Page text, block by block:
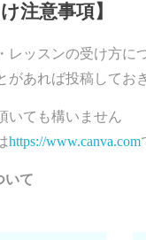
注意事項】
レッスンの受け方に
があれば投稿してお
いても構いません
https://www.canva.com
いて